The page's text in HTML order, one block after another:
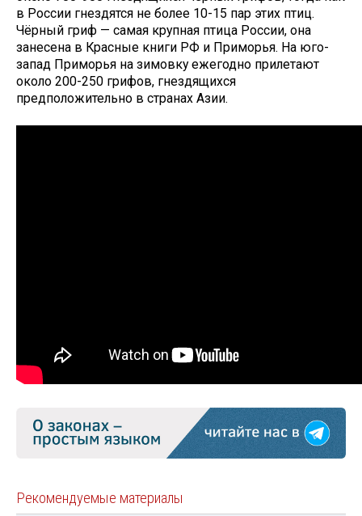
в России гнездятся не более 10-15 пар этих птиц.
Чёрный гриф — самая крупная птица России, она
занесена в Красные книги РФ и Приморья. На юго-
запад Приморья на зимовку ежегодно прилетают
около 200-250 грифов, гнездящихся
предположительно в странах Азии.
Рекомендуемые материалы